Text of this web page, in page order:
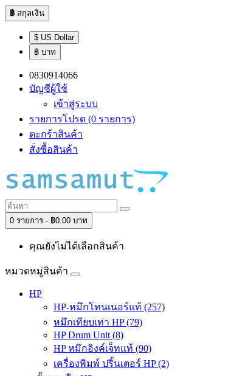
฿ สกุลเงิน
$ US Dollar
฿ บาท
0830914066
บัญชีผู้ใช้
เข้าสู่ระบบ
รายการโปรด (0 รายการ)
ตะกร้าสินค้า
สั่งซื้อสินค้า
0 รายการ - ฿0.00 บาท
คุณยังไม่ได้เลือกสินค้า
หมวดหมู่สินค้า
HP
HP-หมึกโทนเนอร์แท้ (257)
หมึกเทียบเท่า HP (79)
HP Drum Unit (8)
HP หมึกอิงค์เจ็ทแท้ (90)
เครื่องพิมพ์ ปริ้นเตอร์ HP (2)